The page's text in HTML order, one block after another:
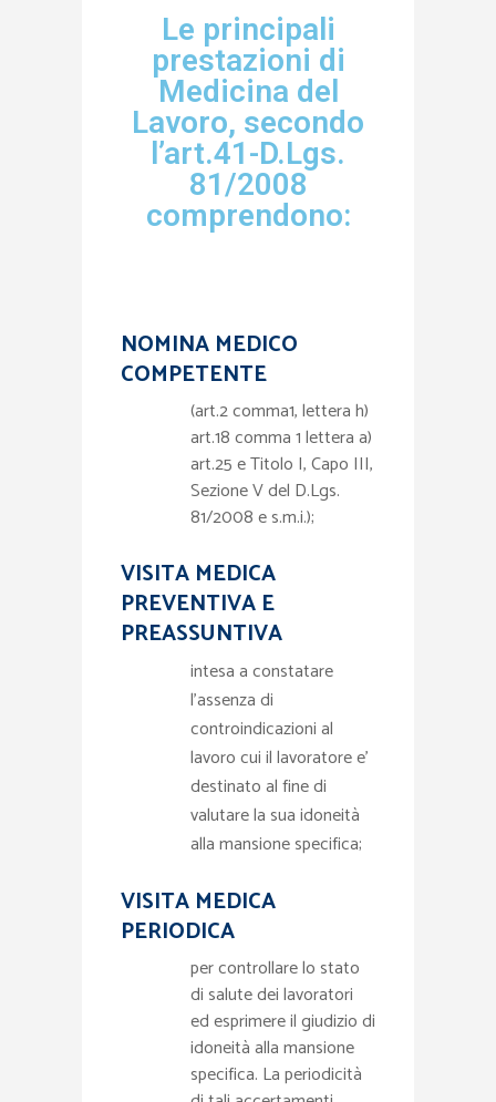
Le principali
prestazioni di
Medicina del
Lavoro, secondo
l’art.41-D.Lgs.
81/2008
comprendono:
NOMINA MEDICO
COMPETENTE
(art.2 comma1, lettera h)
art.18 comma 1 lettera a)
art.25 e Titolo I, Capo III,
Sezione V del D.Lgs.
81/2008 e s.m.i.);
VISITA MEDICA
PREVENTIVA E
PREASSUNTIVA
intesa a constatare
l'assenza di
controindicazioni al
lavoro cui il lavoratore e'
destinato al fine di
valutare la sua idoneità
alla mansione specifica;
VISITA MEDICA
PERIODICA
per controllare lo stato
di salute dei lavoratori
ed esprimere il giudizio di
idoneità alla mansione
specifica. La periodicità